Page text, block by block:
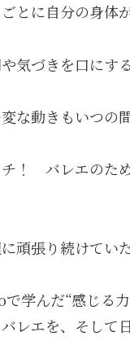
とに自分の身体
気づきを口にす
な動きもいつの
！ バレエのた
頑張り続けて
学んだ“感じる
レエを、そして